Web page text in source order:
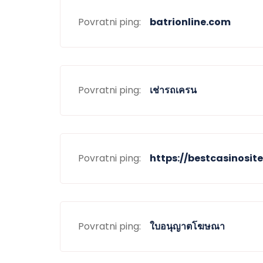
Povratni ping: batrionline.com
Povratni ping: เช่ารถเครน
Povratni ping: https://
Povratni ping: ใบอนุญาตโฆษณา